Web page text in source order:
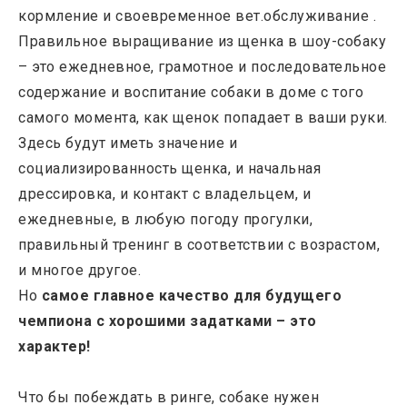
кормление и своевременное вет.обслуживание .
Правильное выращивание из щенка в шоу-собаку
– это ежедневное, грамотное и последовательное
содержание и воспитание собаки в доме с того
самого момента, как щенок попадает в ваши руки.
Здесь будут иметь значение и
социализированность щенка, и начальная
дрессировка, и контакт с владельцем, и
ежедневные, в любую погоду прогулки,
правильный тренинг в соответствии с возрастом,
и многое другое.
Но самое главное качество для будущего
чемпиона с хорошими задатками – это
характер!
Что бы побеждать в ринге, собаке нужен